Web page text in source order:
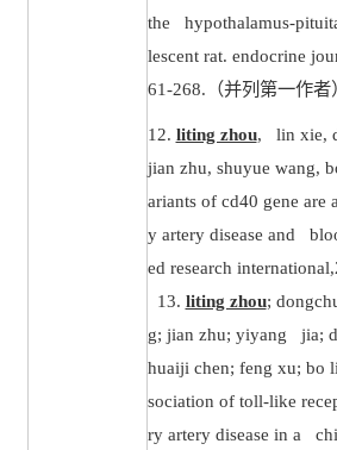
the hypothalamus-
lescent rat. endocrine
61-268. （并列第一作者）
12. liting zhou, lin xie,
jian zhu, shuyue wang,
ariants of cd40 gene are
y artery disease and
ed research
13. liting zhou;
g; jian zhu; yiyang jia;
huaiji chen; feng xu;
sociation of toll-like
ry artery disease in a